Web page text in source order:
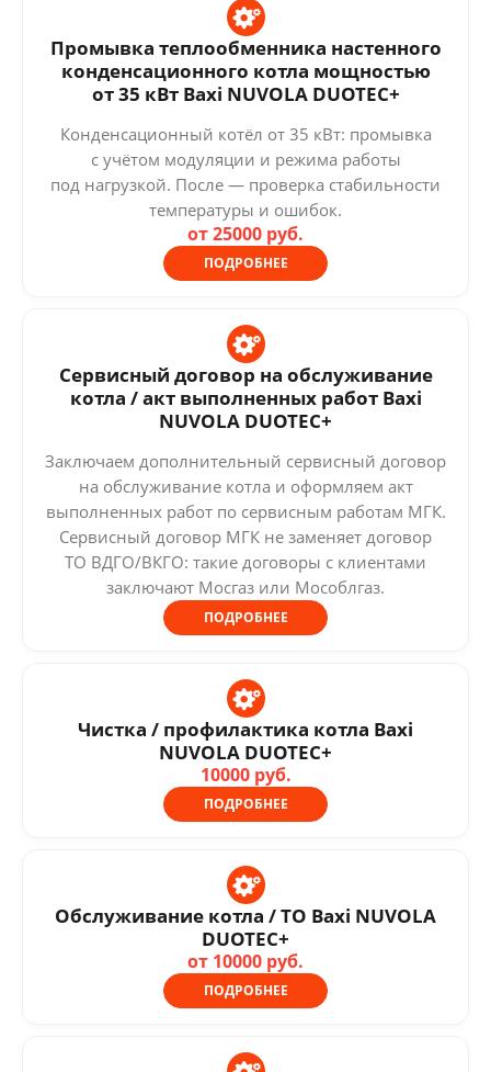
Промывка теплообменника настенного
конденсационного котла мощностью
от 35 кВт Baxi NUVOLA DUOTEC+
Конденсационный котёл от 35 кВт: промывка
с учётом модуляции и режима работы
под нагрузкой. После — проверка стабильности
температуры и ошибок.
от 25000 руб.
ПОДРОБНЕЕ
Сервисный договор на обслуживание
котла / акт выполненных работ Baxi
NUVOLA DUOTEC+
Заключаем дополнительный сервисный договор
на обслуживание котла и оформляем акт
выполненных работ по сервисным работам МГК.
Сервисный договор МГК не заменяет договор
ТО ВДГО/ВКГО: такие договоры с клиентами
заключают Мосгаз или Мособлгаз.
ПОДРОБНЕЕ
Чистка / профилактика котла Baxi
NUVOLA DUOTEC+
10000 руб.
ПОДРОБНЕЕ
Обслуживание котла / ТО Baxi NUVOLA
DUOTEC+
от 10000 руб.
ПОДРОБНЕЕ